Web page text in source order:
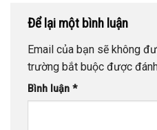
Để lại một bình luận
Email của bạn sẽ không
trường bắt buộc được
Bình luận *